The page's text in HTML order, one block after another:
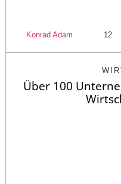
Konrad Adam 12
Über 100